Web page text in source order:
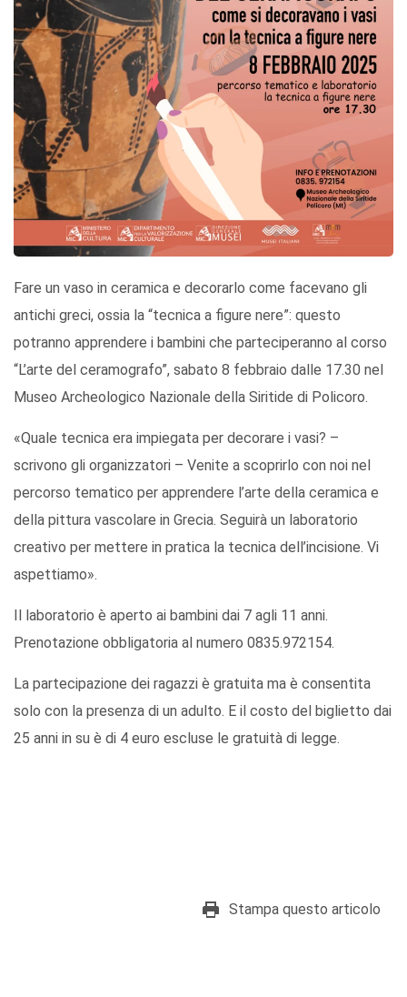
Fare un vaso in ceramica e decorarlo come facevano gli
antichi greci, ossia la “tecnica a figure nere”: questo
potranno apprendere i bambini che parteciperanno al corso
“L’arte del ceramografo”, sabato 8 febbraio dalle 17.30 nel
Museo Archeologico Nazionale della Siritide di Policoro.
«Quale tecnica era impiegata per decorare i vasi? –
scrivono gli organizzatori – Venite a scoprirlo con noi nel
percorso tematico per apprendere l’arte della ceramica e
della pittura vascolare in Grecia. Seguirà un laboratorio
creativo per mettere in pratica la tecnica dell’incisione. Vi
aspettiamo».
Il laboratorio è aperto ai bambini dai 7 agli 11 anni.
Prenotazione obbligatoria al numero 0835.972154.
La partecipazione dei ragazzi è gratuita ma è consentita
solo con la presenza di un adulto. E il costo del biglietto dai
25 anni in su è di 4 euro escluse le gratuità di legge.
Stampa questo articolo